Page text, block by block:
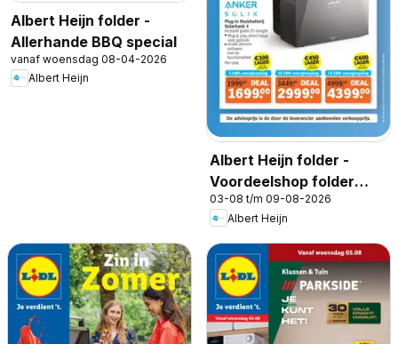
Albert Heijn folder -
Allerhande BBQ special
vanaf woensdag 08-04-2026
Albert Heijn
Albert Heijn folder -
Voordeelshop folder
week 32
03-08 t/m 09-08-2026
Albert Heijn